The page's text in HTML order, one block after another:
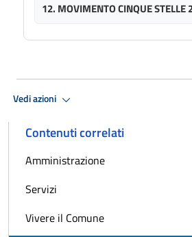
12. MOVIMENTO CINQUE STELLE
Vedi azioni
Contenuti correlati
Amministrazione
Servizi
Vivere il Comune